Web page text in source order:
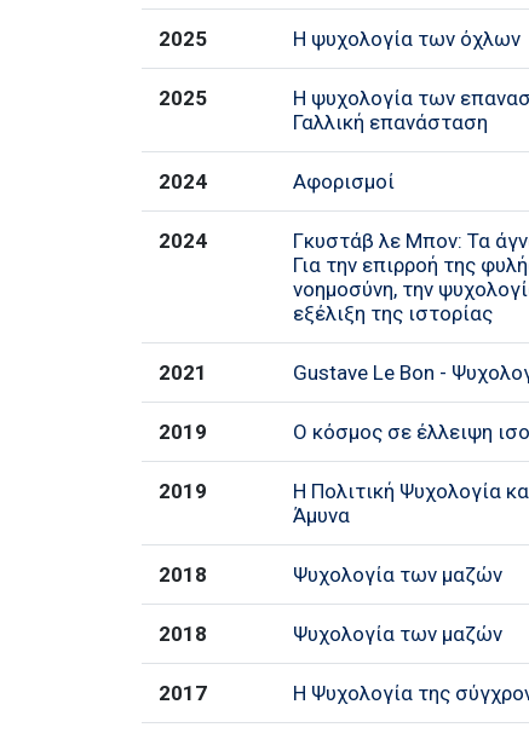
2025 Η ψυχολογία των όχλων
2025
Η ψυχολογία των
Γαλλική επανάσταση
2024 Αφορισμοί
2024
Γκυστάβ λε Μπον: Τα
Για την επιρροή της
νοημοσύνη, την
εξέλιξη της ιστορίας
2021 Gustave Le Bon -
2019 Ο κόσμος σε έλλειψη
2019
Η Πολιτική Ψυχολογία
Άμυνα
2018 Ψυχολογία των μαζών
2018 Ψυχολογία των μαζών
2017 Η Ψυχολογία της